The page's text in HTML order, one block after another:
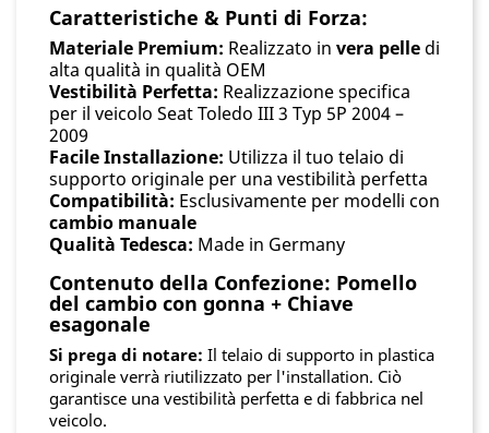
Caratteristiche & Punti di Forza:
Materiale Premium: Realizzato in vera pelle di
alta qualità in qualità OEM
Vestibilità Perfetta: Realizzazione specifica
per il veicolo Seat Toledo III 3 Typ 5P 2004 –
2009
Facile Installazione: Utilizza il tuo telaio di
supporto originale per una vestibilità perfetta
Compatibilità: Esclusivamente per modelli con
cambio manuale
Qualità Tedesca: Made in Germany
Contenuto della Confezione: Pomello
del cambio con gonna + Chiave
esagonale
Si prega di notare: Il telaio di supporto in plastica
originale verrà riutilizzato per l'installation. Ciò
garantisce una vestibilità perfetta e di fabbrica nel
veicolo.